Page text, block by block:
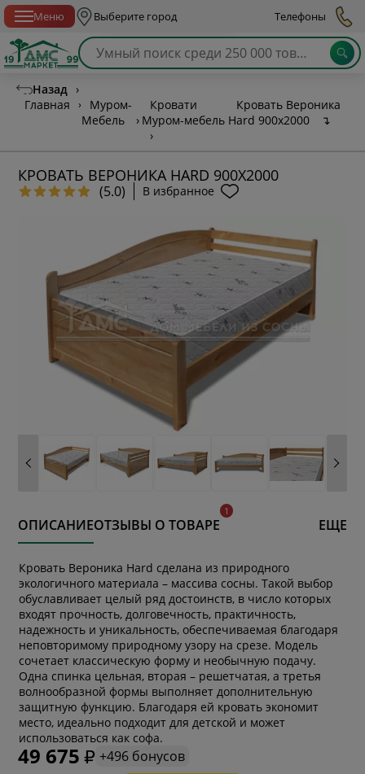
Меню Выберите город Телефоны
Назад ›
Главная
›
Муром-
Мебель
›
Кровати
Муром-мебель
›
Кровать Вероника
Hard 900х2000
↴
КРОВАТЬ ВЕРОНИКА HARD 900Х2000
(5.0) В избранное
ОПИСАНИЕОТЗЫВЫ О ТОВАРЕ ЕЩЕ
Кровать Вероника Hard сделана из природного
экологичного материала – массива сосны. Такой выбор
обуславливает целый ряд достоинств, в число которых
входят прочность, долговечность, практичность,
надежность и уникальность, обеспечиваемая благодаря
неповторимому природному узору на срезе. Модель
сочетает классическую форму и необычную подачу.
Одна спинка цельная, вторая – решетчатая, а третья
волнообразной формы выполняет дополнительную
защитную функцию. Благодаря ей кровать экономит
место, идеально подходит для детской и может
использоваться как софа.
49 675
+496 бонусов
* обязательное поле